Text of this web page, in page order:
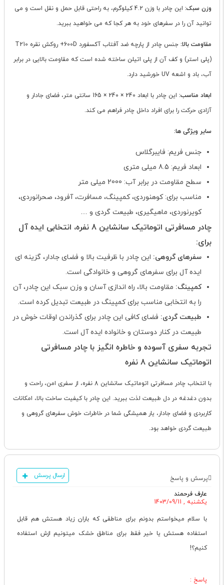
وزن سبک:
این چادر با وزن 4.2 کیلوگرم، به راحتی قابل حمل و نقل است و می
توانید آن را در سفرهای خود به هر کجا که می خواهید ببرید.
مقاومت بالا:
جنس چادر از پارچه ضد آفتاب آکسفورد 600D+ روکش نقره T210
(پلی استر) و کف آن از پلی اتیلن ساخته شده است که مقاومت بالایی در برابر
آب، باد و اشعه UV خورشید دارد.
ابعاد مناسب:
این چادر با ابعاد 240 × 240 × 165 سانتی متر، فضای جادار و
آزادی حرکت را برای افراد داخل چادر فراهم می کند.
سایر ویژگی ها:
جنس فریم: فایبرگلاس
ابعاد فریم: 8.5 میلی متری
سطح مقاومت در برابر آب: 2000 میلی متر
مناسب برای: کوهنوردی، کمپینگ، مسافرت، آفرود، صحرانوردی،
کویرنوردی، ماهیگیری، طبیعت گردی و …
چادر مسافرتی اتوماتیک سانشاین 8 نفره، انتخابی ایده آل
برای:
سفرهای گروهی: این چادر با ظرفیت بالا و فضای جادار، گزینه ای
ایده آل برای سفرهای گروهی و خانوادگی است.
کمپینگ: مقاومت بالا، راه اندازی آسان و وزن سبک این چادر، آن
را به انتخابی مناسب برای کمپینگ در طبیعت تبدیل کرده است.
طبیعت گردی: فضای کافی این چادر برای گذراندن اوقات خوش در
طبیعت در کنار دوستان و خانواده ایده آل است.
تجربه سفری آسوده و خاطره انگیز با چادر مسافرتی
اتوماتیک سانشاین 8 نفره
با انتخاب چادر مسافرتی اتوماتیک سانشاین 8 نفره، از سفری امن، راحت و
بدون دغدغه در دل طبیعت لذت ببرید. این چادر با کیفیت ساخت بالا، امکانات
کاربردی و فضای جادار، یار همیشگی شما در خاطرات خوش سفرهای گروهی و
طبیعت گردی خواهد بود.
پرسش و پاسخ ارسال پرسش
عارف فرحمند
یکشنبه , 1403/09/11
با سلام میخواستم بدونم برای مناطقی که باران زیاد هستش هم قابل
استفاده هستش یا خیر فقط برای مناطق خشک میتونیم ازش استفاده
کنیم؟!
پاسخ :